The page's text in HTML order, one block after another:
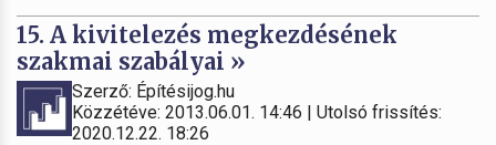
15. A kivitelezés megkezdésének
szakmai szabályai »
Szerző: Építésijog.hu
Közzétéve: 2013.06.01. 14:46 | Utolsó frissítés:
2020.12.22. 18:26